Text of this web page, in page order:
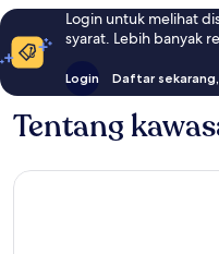
Login untuk melihat
syarat. Lebih banyak
Login Daftar
Tentang